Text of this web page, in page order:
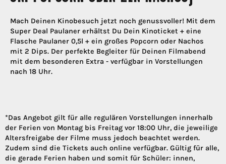
Mach Deinen Kinobesuch jetzt noch genussvoller! Mit dem
Super Deal Paulaner erhältst Du Dein Kinoticket + eine
Flasche Paulaner 0,5l + ein großes Popcorn oder Nachos
mit 2 Dips. Der perfekte Begleiter für Deinen Filmabend
mit dem besonderen Extra - verfügbar in Vorstellungen
nach 18 Uhr.
*Das Angebot gilt für alle regulären Vorstellungen innerhalb
der Ferien von Montag bis Freitag vor 18:00 Uhr, die jeweilige
Altersfreigabe der Filme muss jedoch beachtet werden.
Zudem sind die Tickets auch online verfügbar. Gültig für alle,
die gerade Ferien haben und somit für Schüler: innen,